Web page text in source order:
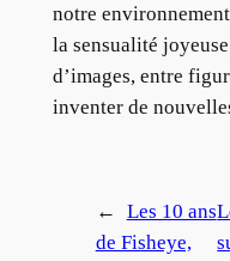
notre
la sensualité
d’images, entre
inventer de
←
Les 10 ans
de Fisheye,